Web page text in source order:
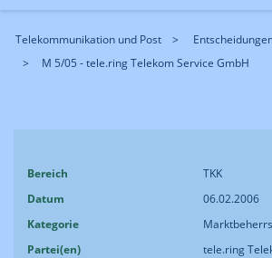
Telekommunikation und Post
M 5/05 - tele.ring Telekom Service GmbH
Bereich
TKK
Datum
06.02.2006
Kategorie
Partei(en)
tele.ring